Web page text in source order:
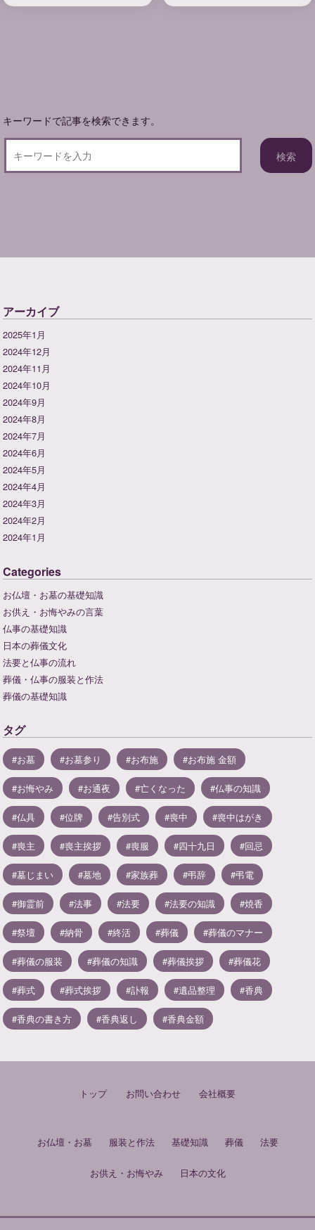
キーワードで記事を検索できます。
アーカイブ
2025年1月
2024年12月
2024年11月
2024年10月
2024年9月
2024年8月
2024年7月
2024年6月
2024年5月
2024年4月
2024年3月
2024年2月
2024年1月
Categories
お仏壇・お墓の基礎知識
お供え・お悔やみの言葉
仏事の基礎知識
日本の葬儀文化
法要と仏事の流れ
葬儀・仏事の服装と作法
葬儀の基礎知識
タグ
お墓 お墓参り お布施 お布施 金額
お悔やみ お通夜 亡くなった 仏事の知識
仏具 位牌 告別式 喪中 喪中はがき
喪主 喪主挨拶 喪服 四十九日 回忌
墓じまい 墓地 家族葬 弔辞 弔電
御霊前 法事 法要 法要の知識 焼香
祭壇 納骨 終活 葬儀 葬儀のマナー
葬儀の服装 葬儀の知識 葬儀挨拶 葬儀花
葬式 葬式挨拶 訃報 遺品整理 香典
香典の書き方 香典返し 香典金額
トップ お問い合わせ 会社概要
お仏壇・お墓 服装と作法 基礎知識 葬儀 法要
お供え・お悔やみ 日本の文化